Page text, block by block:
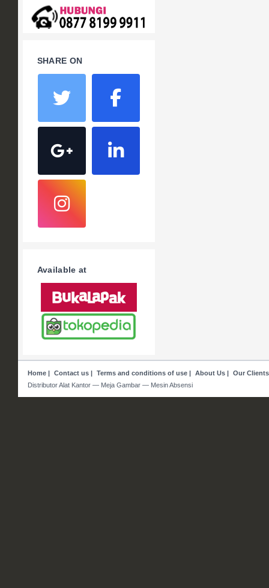
SHARE ON
Available at
Home| Contact us| Terms and conditions of use| About Us| Our Clients
Distributor Alat Kantor — Meja Gambar — Mesin Absensi